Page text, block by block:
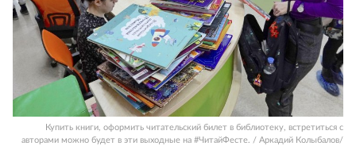
Купить книги, оформить читательский билет в библиотеку, встретиться с
авторами можно будет в эти выходные на #ЧитайФесте. / Аркадий Колыбалов/